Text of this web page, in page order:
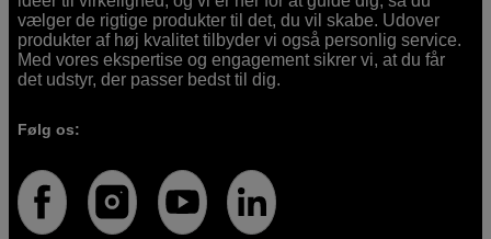
vælger de rigtige produkter til det, du vil skabe. Udover
produkter af høj kvalitet tilbyder vi også personlig service.
Med vores ekspertise og engagement sikrer vi, at du får
det udstyr, der passer bedst til dig.
Følg os: